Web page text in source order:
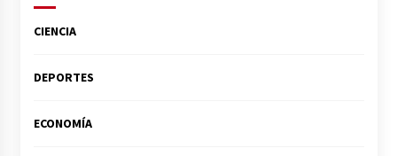
CIENCIA
DEPORTES
ECONOMÍA